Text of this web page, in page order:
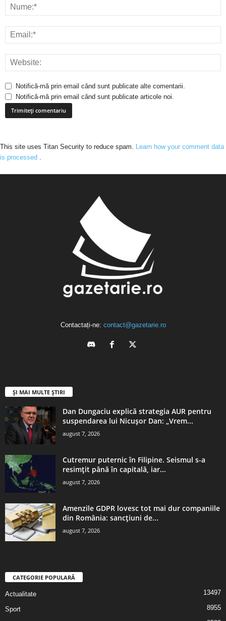
Notifică-mă prin email când sunt publicate alte comentarii.
Notifică-mă prin email când sunt publicate articole noi.
This site uses Titan Security to reduce spam. Learn how your comment data
is processed .
Contactați-ne: contact@gazetarie.ro
ȘI MAI MULTE ȘTIRI
Dan Dungaciu explică strategia AUR pentru
suspendarea lui Nicușor Dan: „Vrem...
august 7, 2026
Cutremur puternic în Filipine. Seismul s-a
resimțit până în capitală, iar...
august 7, 2026
Amenzile GDPR lovesc tot mai dur companiile
din România: sancțiuni de...
august 7, 2026
CATEGORIE POPULARĂ
Actualitate 13497
Sport 8955